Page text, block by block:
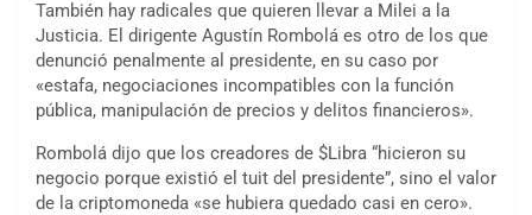
También hay radicales que quieren llevar a Milei a la
Justicia. El dirigente Agustín Rombolá es otro de los que
denunció penalmente al presidente, en su caso por
«estafa, negociaciones incompatibles con la función
pública, manipulación de precios y delitos financieros».
Rombolá dijo que los creadores de $Libra “hicieron su
negocio porque existió el tuit del presidente”, sino el valor
de la criptomoneda «se hubiera quedado casi en cero».